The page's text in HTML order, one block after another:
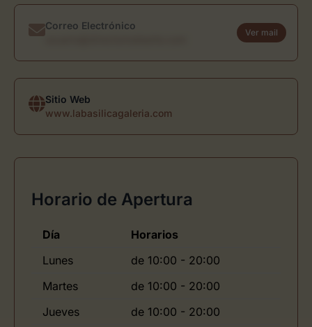
Correo Electrónico
Ver mail
Sitio Web
www.labasilicagaleria.com
Horario de Apertura
Día
Horarios
Lunes
de 10:00 - 20:00
Martes
de 10:00 - 20:00
Jueves
de 10:00 - 20:00